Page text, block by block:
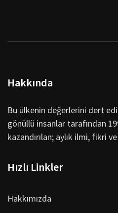
Hakkında
Bu ülkenin değerlerini dert
gönüllü insanlar tarafından
kazandırılan; aylık ilmi, fikri
Hızlı Linkler
Hakkımızda